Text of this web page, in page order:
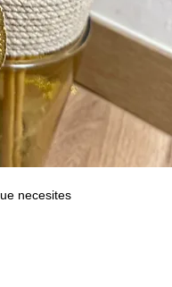
necesites